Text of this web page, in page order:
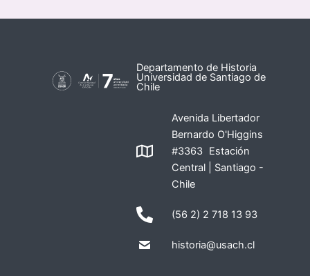
Departamento de Historia
Universidad de Santiago de
Chile
Avenida Libertador
Bernardo O'Higgins
#3363 Estación
Central | Santiago -
Chile
(56 2) 2 718 13 93
historia@usach.cl